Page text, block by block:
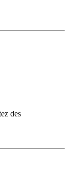
des